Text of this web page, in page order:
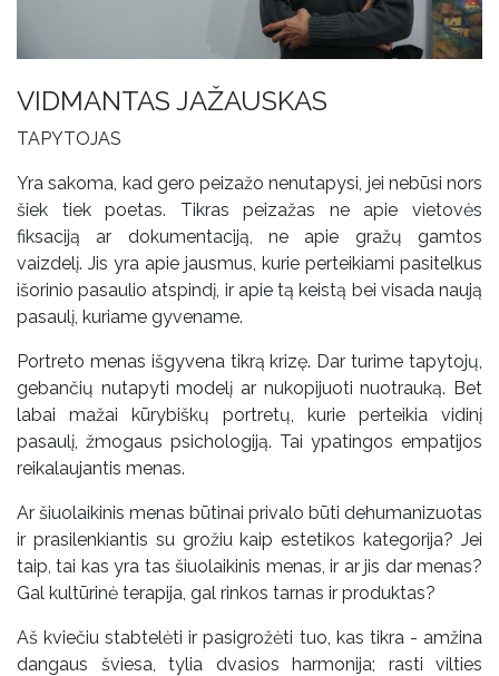
VIDMANTAS JAŽAUSKAS
TAPYTOJAS
Yra sakoma, kad gero peizažo nenutapysi, jei nebūsi nors
šiek tiek poetas. Tikras peizažas ne apie vietovės
fiksaciją ar dokumentaciją, ne apie gražų gamtos
vaizdelį. Jis yra apie jausmus, kurie perteikiami pasitelkus
išorinio pasaulio atspindį, ir apie tą keistą bei visada naują
pasaulį, kuriame gyvename.
Portreto menas išgyvena tikrą krizę. Dar turime tapytojų,
gebančių nutapyti modelį ar nukopijuoti nuotrauką. Bet
labai mažai kūrybiškų portretų, kurie perteikia vidinį
pasaulį, žmogaus psichologiją. Tai ypatingos empatijos
reikalaujantis menas.
Ar šiuolaikinis menas būtinai privalo būti dehumanizuotas
ir prasilenkiantis su grožiu kaip estetikos kategorija? Jei
taip, tai kas yra tas šiuolaikinis menas, ir ar jis dar menas?
Gal kultūrinė terapija, gal rinkos tarnas ir produktas?
Aš kviečiu stabtelėti ir pasigrožėti tuo, kas tikra - amžina
dangaus šviesa, tylia dvasios harmonija; rasti vilties